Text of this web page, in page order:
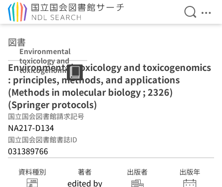
検索を
メ
図書
Environmental
toxicology and
toxicogenomics
: principles,
methods, and
applications
(Methods in
molecular
biology ; 2326)
(Springer
protocols)
Environmental toxicology and toxicogenomics
: principles, methods, and applications
(Methods in molecular biology ; 2326)
(Springer protocols)
国立国会図書館請求記号
NA217-D134
国立国会図書館書誌ID
031389766
資料種別 著者
edited by
出版者 出版年